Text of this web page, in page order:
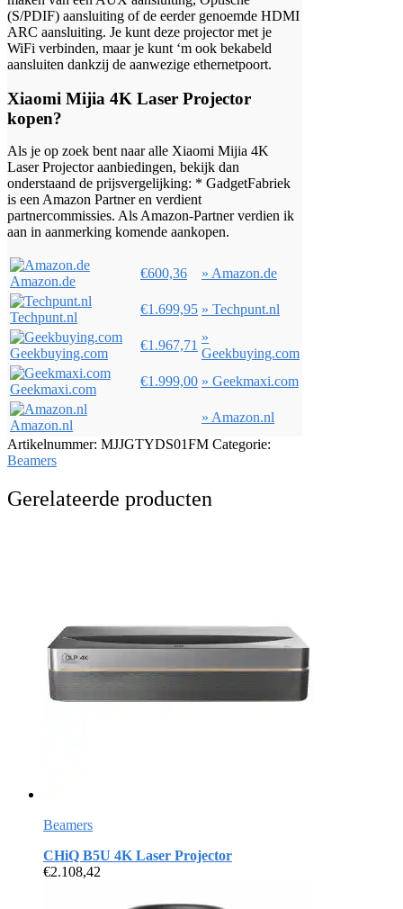
(S/PDIF) aansluiting of de eerder genoemde HDMI
ARC aansluiting. Je kunt deze projector met je
WiFi verbinden, maar je kunt ‘m ook bekabeld
aansluiten dankzij de aanwezige ethernetpoort.
Xiaomi Mijia 4K Laser Projector
kopen?
Als je op zoek bent naar alle Xiaomi Mijia 4K
Laser Projector aanbiedingen, bekijk dan
onderstaand de prijsvergelijking: * GadgetFabriek
is een Amazon Partner en verdient
partnercommissies. Als Amazon-Partner verdien ik
aan in aanmerking komende aankopen.
Amazon.de
€600,36 » Amazon.de
Techpunt.nl
€1.699,95 » Techpunt.nl
Geekbuying.com
€1.967,71
»
Geekbuying.com
Geekmaxi.com
€1.999,00 » Geekmaxi.com
Amazon.nl
» Amazon.nl
Artikelnummer: MJJGTYDS01FM Categorie:
Beamers
Gerelateerde producten
Beamers
CHiQ B5U 4K Laser Projector
€2.108,42